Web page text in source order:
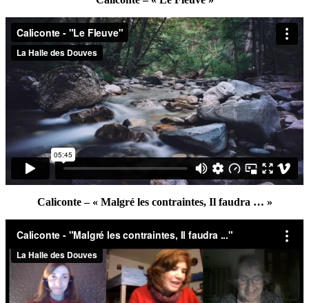
Caliconte – « Malgré les contraintes, Il faudra … »